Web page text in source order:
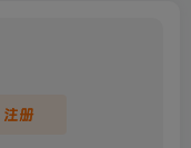
注册